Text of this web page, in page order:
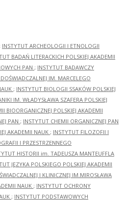
INSTYTUT ARCHEOLOGII I ETNOLOGII
BADAŃ LITERACKICH POLSKIEJ AKADEMII
PAN ; INSTYTUT BADAWCZY
IM. MARCELEGO
; INSTYTUT BIOLOGII SSAKÓW POLSKIEJ
IM. WŁADYSŁAWA SZAFERA POLSKIEJ
BIOORGANICZNEJ POLSKIEJ AKADEMII
PAN ; INSTYTUT CHEMII ORGANICZNEJ PAN
AKADEMII NAUK ; INSTYTUT FILOZOFII I
I PRZESTRZENNEGO
HISTORII im. TADEUSZA MANTEUFFLA
JĘZYKA POLSKIEGO POLSKIEJ AKADEMII
I KLINICZNEJ IM.MIROSŁAWA
NAUK ; INSTYTUT OCHRONY
; INSTYTUT PODSTAWOWYCH